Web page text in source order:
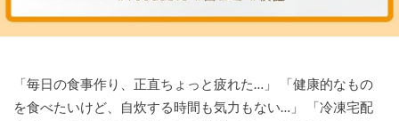
「毎日の食事作り、正直ちょっと疲れた…」 「健康的なもの
を食べたいけど、自炊する時間も気力もない…」 「冷凍宅配